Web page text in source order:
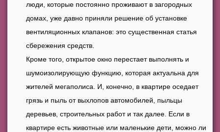
люди, которые постоянно проживают в загородных
домах, уже давно приняли решение об установке
вентиляционных клапанов: это существенная статья
сбережения средств.
Кроме того, открытое окно перестает выполнять и
шумоизолирующую функцию, которая актуальна для
жителей мегаполиса. И, конечно, в квартире оседает
грязь и пыль от выхлопов автомобилей, пыльцы
деревьев, строительных работ и так далее. Если в
квартире есть животные или маленькие дети, можно ли